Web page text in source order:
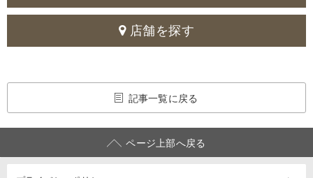
店舗を探す
記事一覧に戻る
ページ上部へ戻る